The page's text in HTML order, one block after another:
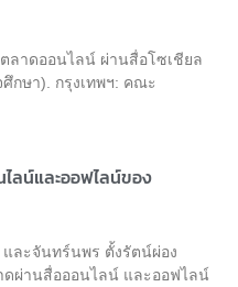
ลาดออนไลน์ ผ่านสื่อโซเชียล
กษา). กรุงเทพฯ: คณะ
ลน์และออฟไลน์ของ
ละจันทร์นพร ตั้งรัตน์ผ่อง
ดผ่านสื่อออนไลน์ และออฟไลน์